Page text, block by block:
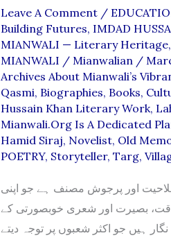
Leave A Comment /
Building Futures, IMDAD
MIANWALI — Literary
MIANWALI / Mianwalian /
Archives About Mianwali’s
Qasmi, Biographies, Books,
Hussain Khan Literary Work,
Mianwali.org Is A Dedicated
Hamid Siraj, Novelist, Old
POETRY, Storyteller, Targ,
اور پرجوش مصنف ہے جو اپنی
بصیرت اور شعری خوبصورتی کے
ہیں جو اکثر شعبوں پر توجہ دیتے